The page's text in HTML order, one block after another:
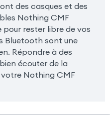
des casques et des
Nothing CMF
pour rester libre de vos
Bluetooth sont une
Répondre à des
écouter de la
votre Nothing CMF